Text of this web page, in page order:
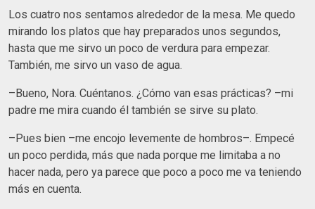
Los cuatro nos sentamos alrededor de la mesa. Me quedo
mirando los platos que hay preparados unos segundos,
hasta que me sirvo un poco de verdura para empezar.
También, me sirvo un vaso de agua.
–Bueno, Nora. Cuéntanos. ¿Cómo van esas prácticas? –mi
padre me mira cuando él también se sirve su plato.
–Pues bien –me encojo levemente de hombros–. Empecé
un poco perdida, más que nada porque me limitaba a no
hacer nada, pero ya parece que poco a poco me va teniendo
más en cuenta.